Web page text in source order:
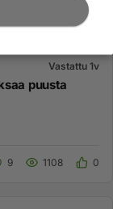
Vastattu 1v
puusta
9 1108 0